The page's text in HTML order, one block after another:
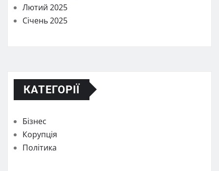
Лютий 2025
Січень 2025
КАТЕГОРІЇ
Бізнес
Корупція
Політика